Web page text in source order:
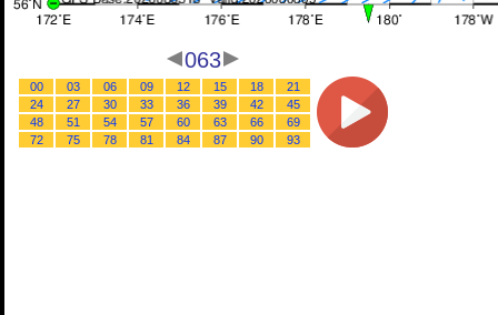
063
00 03 06 09 12 15 18
21
24
27 30 33 36 39 42
45
48
51 54 57 60 63 66
69
72
75 78 81 84 87 90 93